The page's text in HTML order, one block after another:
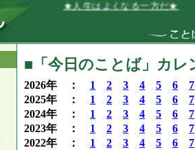
★人生はよくなる一方だ★
■「今日のことば」カ
2026年 ： 1 2 3 4 5 6
7
2025年 ： 1 2 3 4 5 6
7
2024年 ： 1 2 3 4 5 6
7
2023年 ： 1 2 3 4 5 6
7
2022年 ： 1 2 3 4 5 6
7